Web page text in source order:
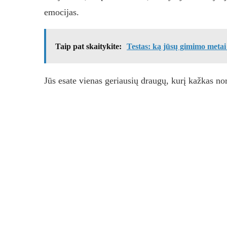
emocijas.
Taip pat skaitykite: Testas: ką jūsų gimimo
Jūs esate vienas geriausių draugų, kurį kažkas